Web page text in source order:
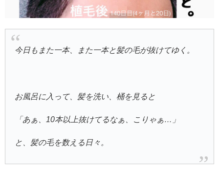
今日もまた一本、また一本と髪の毛が抜けてゆく。
お風呂に入って、髪を洗い、桶を見ると
「あぁ、10本以上抜けてるなぁ、こりゃぁ…」
と、髪の毛を数える日々。